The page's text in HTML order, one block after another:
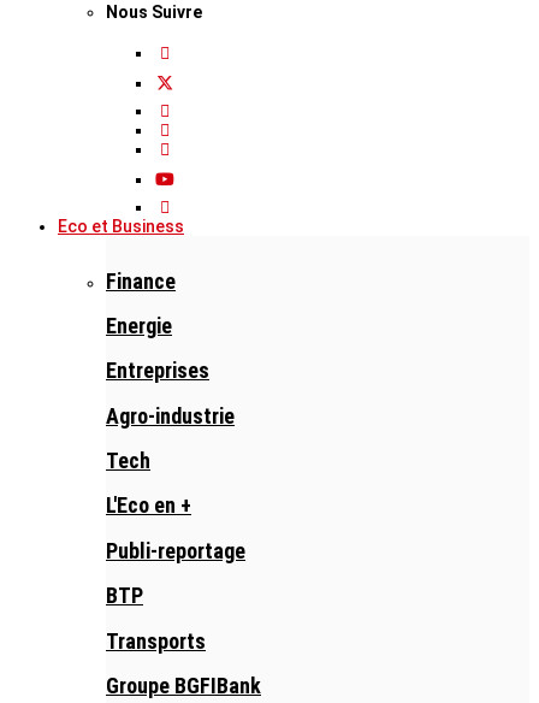
Nous Suivre
Eco et Business
Finance
Energie
Entreprises
Agro-industrie
Tech
L'Eco en +
Publi-reportage
BTP
Transports
Groupe BGFIBank